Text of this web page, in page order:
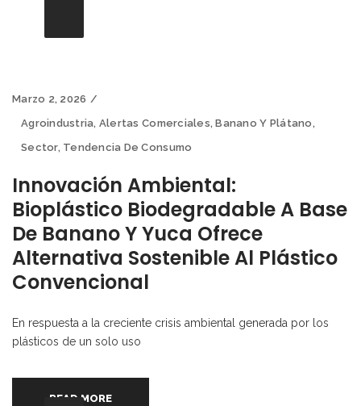
Marzo 2, 2026
Agroindustria, Alertas Comerciales,Banano Y Plátano ,
Sector, Tendencia De Consumo
Innovación Ambiental:
Bioplástico Biodegradable A Base
De Banano Y Yuca Ofrece
Alternativa Sostenible Al Plástico
Convencional
En respuesta a la creciente crisis ambiental generada por los
plásticos de un solo uso
READ MORE